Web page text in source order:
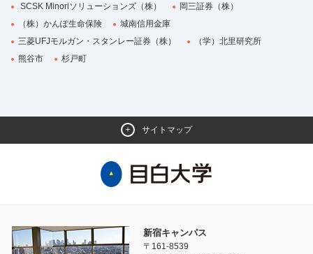
SCSK Minoriソリューションズ（株）
岡三証券（株）
（株）かんぽ生命保険
城南信用金庫
三菱UFJモルガン・スタンレー証券（株）
（学）北里研究所
熊谷市
杉戸町
サイトマップ
新宿キャンパス
〒161-8539